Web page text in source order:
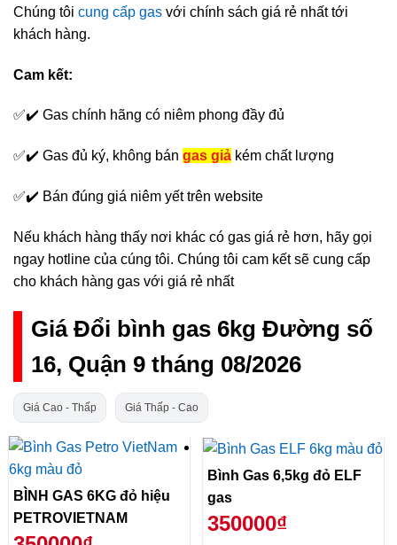
Chúng tôi cung cấp gas với chính sách giá rẻ nhất tới
khách hàng.
Cam kết:
✅✔️ Gas chính hãng có niêm phong đầy đủ
✅✔️ Gas đủ ký, không bán gas giả kém chất lượng
✅✔️ Bán đúng giá niêm yết trên website
Nếu khách hàng thấy nơi khác có gas giá rẻ hơn, hãy gọi
ngay hotline của cúng tôi. Chúng tôi cam kết sẽ cung cấp
cho khách hàng gas với giá rẻ nhất
Giá Đổi bình gas 6kg Đường số
16, Quận 9 tháng 08/2026
Giá Cao - Thấp Giá Thấp - Cao
BÌNH GAS 6KG đỏ hiệu
PETROVIETNAM
Bình Gas 6,5kg đỏ ELF
gas
350000₫